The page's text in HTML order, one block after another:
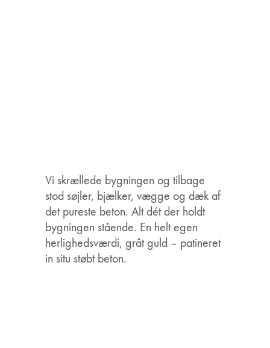
Vi skrællede bygningen og tilbage
stod søjler, bjælker, vægge og dæk af
det pureste beton. Alt dét der holdt
bygningen stående. En helt egen
herlighedsværdi, gråt guld – patineret
in situ støbt beton.